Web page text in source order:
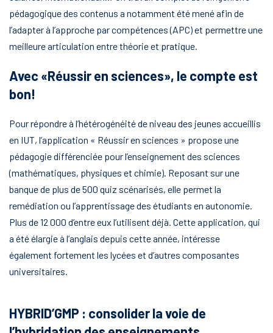
pédagogique des contenus a notamment été mené afin de
l’adapter à l’approche par compétences (APC) et permettre une
meilleure articulation entre théorie et pratique.
Avec «Réussir en sciences», le compte est
bon!
Pour répondre à l’hétérogénéité de niveau des jeunes accueillis
en IUT, l’application « Réussir en sciences » propose une
pédagogie différenciée pour l’enseignement des sciences
(mathématiques, physiques et chimie). Reposant sur une
banque de plus de 500 quiz scénarisés, elle permet la
remédiation ou l’apprentissage des étudiants en autonomie.
Plus de 12 000 d’entre eux l’utilisent déjà. Cette application, qui
a été élargie à l’anglais depuis cette année, intéresse
également fortement les lycées et d’autres composantes
universitaires.
HYBRID’GMP : consolider la voie de